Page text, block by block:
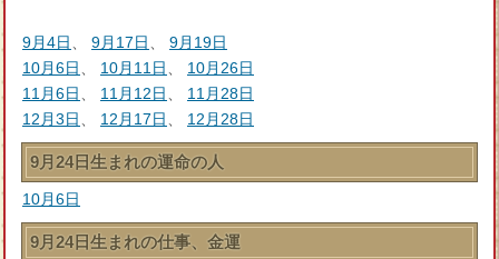
9月4日、 9月17日、 9月19日
10月6日、 10月11日、 10月26日
11月6日、 11月12日、 11月28日
12月3日、 12月17日、 12月28日
9月24日生まれの運命の人
10月6日
9月24日生まれの仕事、金運